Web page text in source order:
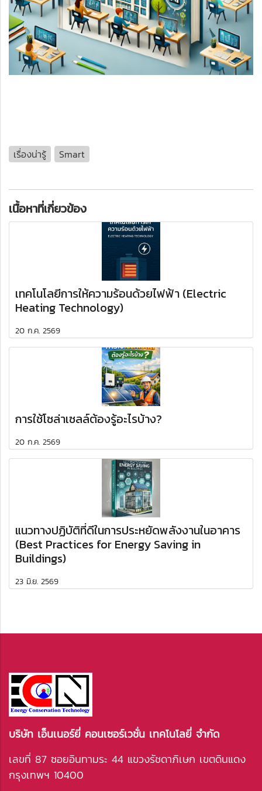
เรื่องน่ารู้ Smart
เนื้อหาที่เกี่ยวข้อง
เทคโนโลยีการให้ความร้อนด้วยไฟฟ้า (Electric
Heating Technology)
20 ก.ค. 2569
การใช้โซล่าเซลล์ต้องรู้อะไรบ้าง?
20 ก.ค. 2569
แนวทางปฏิบัติที่ดีในการประหยัดพลังงานในอาคาร
(Best Practices for Energy Saving in
Buildings)
23 มิ.ย. 2569
บริษัท เอ็นเนอร์ยี่ คอนเซอร์เวชั่น เทคโนโลยี่ จำกัด
เลขที่ 87 ซอยอินทามระ 44 แขวงรัชดาภิเษก เขตดินแดง
กรุงเทพฯ 10400